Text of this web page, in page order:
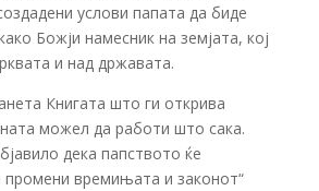
услови папата да биде
Божји намесник на земјата, кој
и над државата.
Книгата што ги открива
можел да работи што сака.
дека папството ќе
промени времињата и законот“